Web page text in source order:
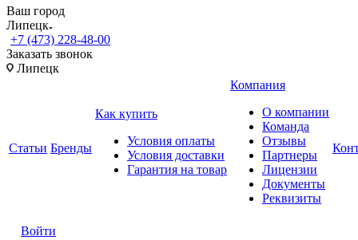
Ваш город
Липецк
+7 (473) 228-48-00
Заказать звонок
Липецк
Статьи Бренды
Как купить
Условия оплаты
Условия доставки
Гарантия на товар
Компания
О компании
Команда
Отзывы
Партнеры
Лицензии
Документы
Реквизиты
Войти